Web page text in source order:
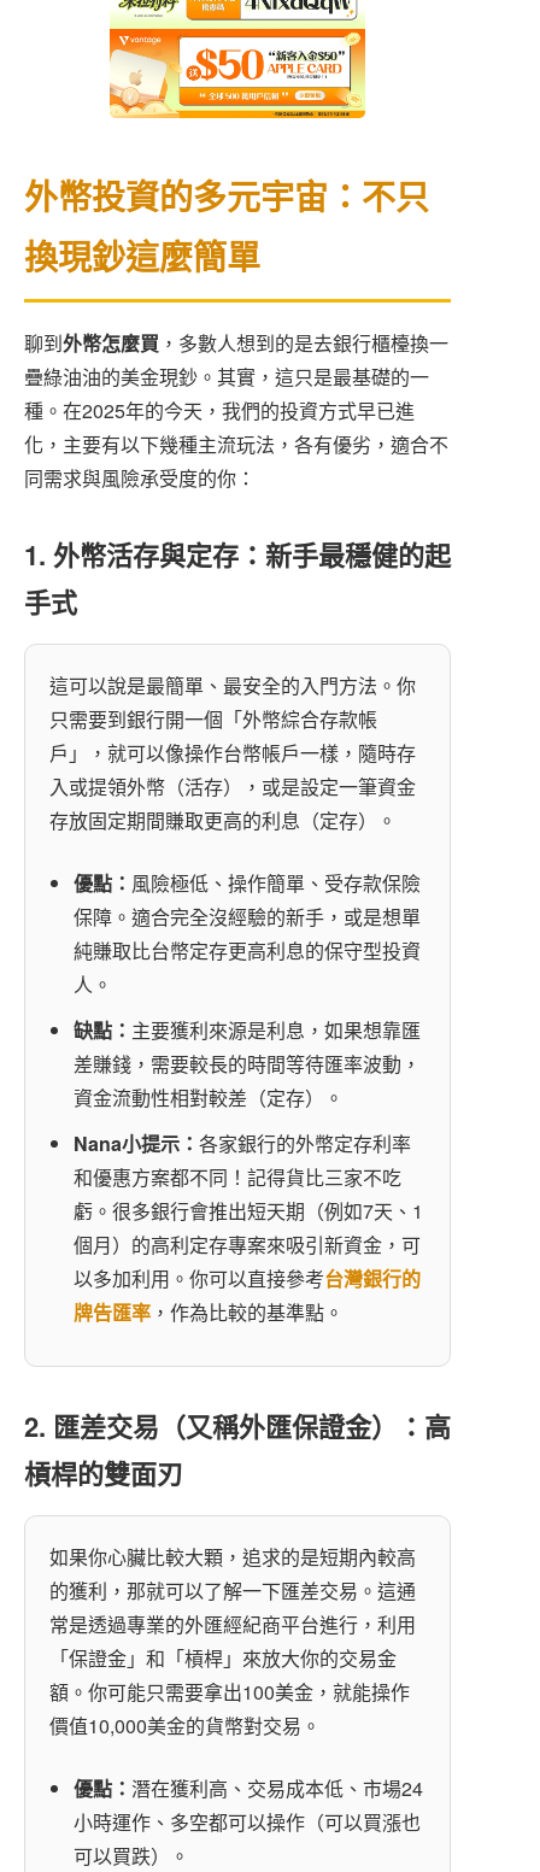
外幣投資的多元宇宙：不只
換現鈔這麼簡單
聊到外幣怎麼買 ，多數人想到的是去銀行櫃檯換一
疊綠油油的美金現鈔。其實，這只是最基礎的一
種。在2025年的今天，我們的投資方式早已進
化，主要有以下幾種主流玩法，各有優劣，適合不
同需求與風險承受度的你：
1. 外幣活存與定存：新手最穩健的起
手式
這可以說是最簡單、最安全的入門方法。你
只需要到銀行開一個「外幣綜合存款帳
戶」，就可以像操作台幣帳戶一樣，隨時存
入或提領外幣（活存），或是設定一筆資金
存放固定期間賺取更高的利息（定存）。
優點： 風險極低、操作簡單、受存款保險
保障。適合完全沒經驗的新手，或是想單
純賺取比台幣定存更高利息的保守型投資
人。
缺點： 主要獲利來源是利息，如果想靠匯
差賺錢，需要較長的時間等待匯率波動，
資金流動性相對較差（定存）。
Nana小提示： 各家銀行的外幣定存利率
和優惠方案都不同！記得貨比三家不吃
虧。很多銀行會推出短天期（例如7天、1
個月）的高利定存專案來吸引新資金，可
以多加利用。你可以直接參考台灣銀行的
牌告匯率 ，作為比較的基準點。
2. 匯差交易（又稱外匯保證金）：高
槓桿的雙面刃
如果你心臟比較大顆，追求的是短期內較高
的獲利，那就可以了解一下匯差交易。這通
常是透過專業的外匯經紀商平台進行，利用
「保證金」和「槓桿」來放大你的交易金
額。你可能只需要拿出100美金，就能操作
價值10,000美金的貨幣對交易。
優點： 潛在獲利高、交易成本低、市場24
小時運作、多空都可以操作（可以買漲也
可以買跌）。